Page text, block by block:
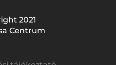
2021
Centrum